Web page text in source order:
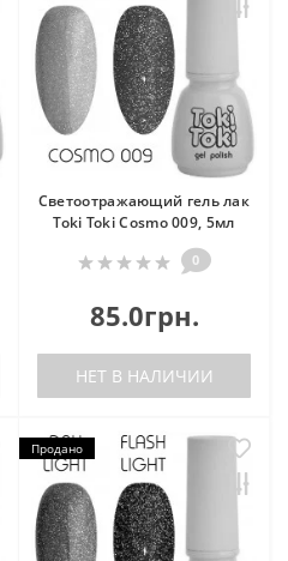
Светоотражающий гель лак
Toki Toki Cosmo 009, 5мл
0
85.0грн.
НЕТ В НАЛИЧИИ
Продано